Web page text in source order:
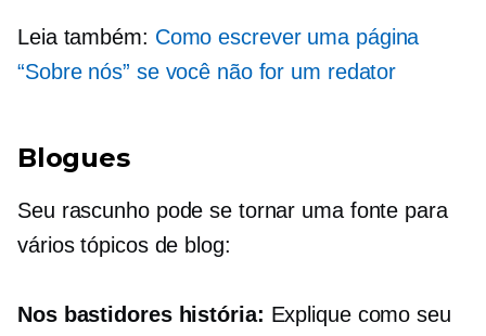
Leia também: Como escrever uma página
“Sobre nós” se você não for um redator
Blogues
Seu rascunho pode se tornar uma fonte para
vários tópicos de blog:
Nos bastidoreshistória: Explique como seu